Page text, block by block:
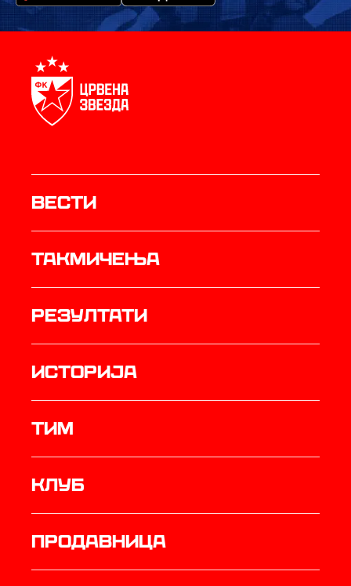
Вести
Такмичења
резултати
историја
ТИМ
Клуб
продавница